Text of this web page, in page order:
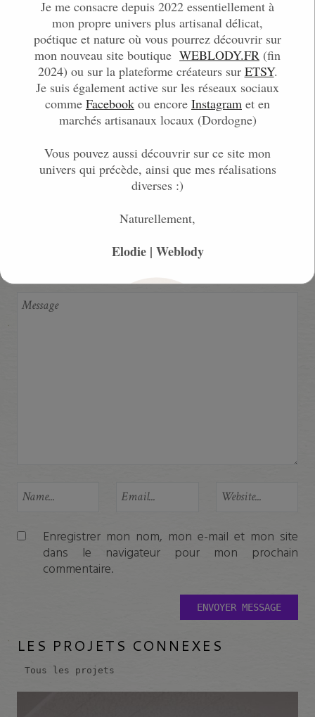
Client:
Moozar, donation pour les musiciens
Rempli sous:
Projets Web
SHARE:
LAISSER UN COMMENTAIRE
Enregistrer mon nom, mon e-mail et mon site
dans le navigateur pour mon prochain
commentaire.
LES PROJETS CONNEXES
Tous les projets
Je me consacre depuis 2022 essentiellement à
mon propre univers plus artisanal délicat,
poétique et nature où vous pourrez découvrir sur
mon nouveau site boutique WEBLODY.FR (fin
2024) ou sur la plateforme créateurs sur ETSY.
Je suis également active sur les réseaux sociaux
comme Facebook ou encore Instagram et en
marchés artisanaux locaux (Dordogne)
Vous pouvez aussi découvrir sur ce site mon
univers qui précède, ainsi que mes réalisations
diverses :)
Naturellement,
Elodie | Weblody